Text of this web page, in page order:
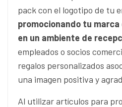
pack con el logotipo de tu
promocionando tu
en un ambiente de
empleados o socios
regalos personalizados
una imagen positiva y
Al utilizar artículos para